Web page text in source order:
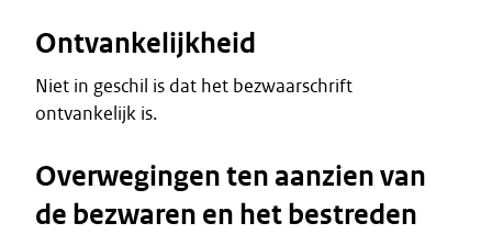
Ontvankelijkheid
Niet in geschil is dat het bezwaarschrift
ontvankelijk is.
Overwegingen ten aanzien van
de bezwaren en het bestreden